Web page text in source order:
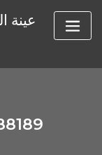
عينة